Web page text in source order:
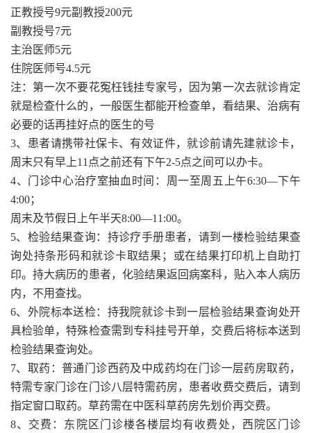
正教授号9元副教授200元
副教授号7元
主治医师5元
住院医师号4.5元
注：第一次不要花冤枉钱挂专家号，因为第一次去就诊肯定
就是检查什么的，一般医生都能开检查单，看结果、治病有
必要的话再挂好点的医生的号
3、患者请携带社保卡、有效证件，就诊前请先建就诊卡，
周末只有早上11点之前还有下午2-5点之间可以办卡。
4、门诊中心治疗室抽血时间：周一至周五上午6:30—下午
4:00；
周末及节假日上午半天8:00—11:00。
5、检验结果查询：持诊疗手册患者，请到一楼检验结果查
询处持条形码和就诊卡取结果；或在结果打印机上自助打
印。持大病历的患者，化验结果返回病案科，贴入本人病历
内，不用查找。
6、外院标本送检：持我院就诊卡到一层检验结果查询处开
具检验单，特殊检查需到专科挂号开单，交费后将标本送到
检验结果查询处。
7、取药：普通门诊西药及中成药均在门诊一层药房取药，
特需专家门诊在门诊八层特需药房，患者收费交费后，请到
指定窗口取药。草药需在中医科草药房先划价再交费。
8、交费：东院区门诊楼各楼层均有收费处，西院区门诊